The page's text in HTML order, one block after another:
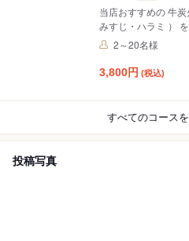
当店おすすめの 牛炭火グ
みすじ・ハラミ ） をしっかりとお楽しみ頂けるコースで
す。 ＋７５０円(1人)にて ローストビーフの追加も承っ
れの場合がございま
2～20名様
3,800円 (税込)
すべてのコースを
投稿写真